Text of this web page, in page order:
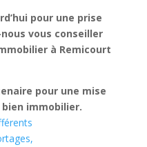
pour une prise
vous conseiller
à Remicourt
pour une mise
immobilier.